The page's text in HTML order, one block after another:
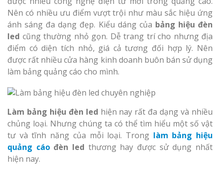
Nên có nhiều ưu điểm vượt trội như màu sắc hiệu ứng
ánh sáng đa dạng đẹp. Kiểu dáng của bảng hiệu đèn
led cũng thường nhỏ gọn. Dễ trang trí cho nhưng địa
điểm có diện tích nhỏ, giá cả tương đối hợp lý. Nên
được rất nhiều cửa hàng kinh doanh buôn bán sử dụng
làm bảng quảng cáo cho mình.
Làm bảng hiệu đèn led hiện nay rất đa dạng và nhiều
chủng loại. Nhưng chúng ta có thể tìm hiểu một số vật
tư và tĩnh năng của mỗi loại. Trong làm bảng hiệu
quảng cáođèn led thương hay được sử dụng nhất
hiện nay.